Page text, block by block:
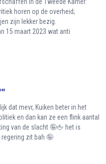
in de Tweede Kamer.
horen op de overheid;
zijn lekker bezig.
15 maart 2023 wat anti
dat mevr, Kuiken beter in het
en dan kan ze een flink aantal
van de slacht 🤪🖕 het is
zit bah 🤪